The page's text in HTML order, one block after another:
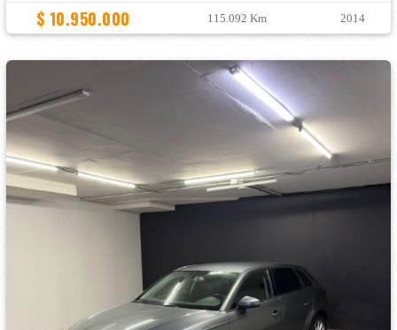
$ 10.950.000 115.092 Km 2014